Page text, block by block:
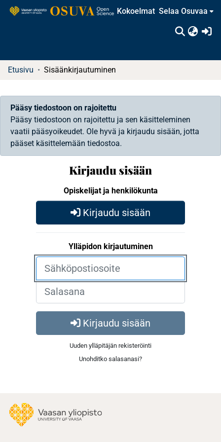
Kokoelmat Selaa Osuvaa
Etusivu Sisäänkirjautuminen
Pääsy tiedostoon on rajoitettu
Pääsy tiedostoon on rajoitettu ja sen käsitteleminen
vaatii pääsyoikeudet. Ole hyvä ja kirjaudu sisään, jotta
pääset käsittelemään tiedostoa.
Kirjaudu sisään
Opiskelijat ja henkilökunta
Kirjaudu sisään
Ylläpidon kirjautuminen
Kirjaudu sisään
Uuden ylläpitäjän rekisteröinti
Unohditko salasanasi?